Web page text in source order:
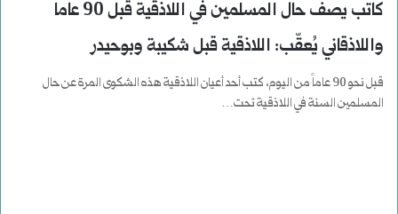
كاتب يصف حال المسلمين في اللاذقية قبل 90 عاماً
واللاذقاني يُعقّب: اللاذقية قبل شكيبة وبوحيدر
قبل نحو 90 عاماً من اليوم، كتب أحد أعيان اللاذقية هذه الشكوى المرة عن حال
المسلمين السنة في اللاذقية تحت…